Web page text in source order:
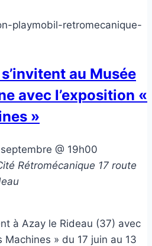
au Musée
avec l’exposition «
»
@ 19h00
Rétromécanique 17 route
à Azay le Rideau (37) avec
Machines » du 17 juin au 13